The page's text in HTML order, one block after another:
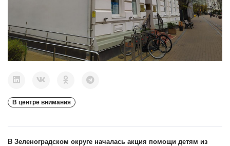
В центре внимания
В Зеленоградском округе началась акция помощи детям из